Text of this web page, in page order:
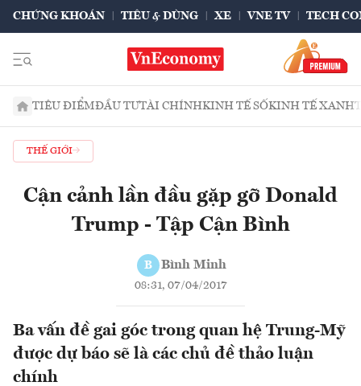
CHỨNG KHOÁN TIÊU & DÙNG XE VNE TV TECH
TIÊU ĐIỂMĐẦU TƯTÀI CHÍNHKINH TẾ SỐKINH TẾ XANH
THẾ GIỚI
Cận cảnh lần đầu gặp gỡ Donald
Trump - Tập Cận Bình
B Bình Minh
08:31, 07/04/2017
Ba vấn đề gai góc trong quan hệ Trung-Mỹ
được dự báo sẽ là các chủ đề thảo luận
chính